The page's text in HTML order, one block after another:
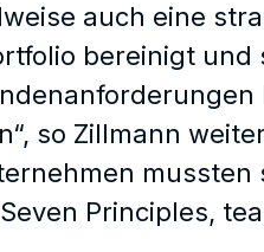
auch eine
bereinigt und
so Zillmann
mussten
Principles,